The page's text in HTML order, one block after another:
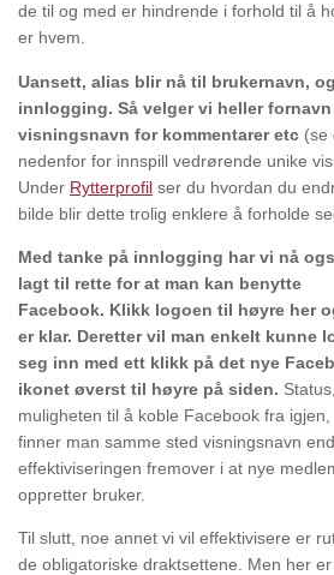
de til og med er hindrende i forhold til å
er hvem.
Uansett, alias blir nå til brukernavn,
innlogging. Så velger vi heller
visningsnavn for kommentarer etc (se
nedenfor for innspill vedrørende unike
Under Rytterprofil ser du hvordan du
bilde blir dette trolig enklere å forholde
Med tanke på innlogging har vi nå
lagt til rette for at man kan benytte
Facebook. Klikk logoen til høyre her
er klar. Deretter vil man enkelt kunne
seg inn med ett klikk på det nye
ikonet øverst til høyre på siden.
muligheten til å koble Facebook fra igjen,
finner man samme sted visningsnavn
effektiviseringen fremover i at nye
oppretter bruker.
Til slutt, noe annet vi vil effektivisere er
de obligatoriske draktsettene. Men her